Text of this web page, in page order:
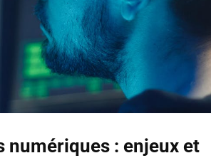
: enjeux et